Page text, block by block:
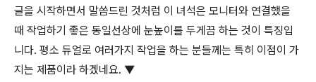
글을 시작하면서 말씀드린 것처럼 이 녀석은 모니터와 연결했을
때 작업하기 좋은 동일선상에 눈높이를 두게끔 하는 것이 특징입
니다. 평소 듀얼로 여러가지 작업을 하는 분들께는 특히 이점이 가
지는 제품이라 하겠네요. ▼